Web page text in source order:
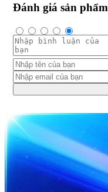
Đánh giá sản phẩm